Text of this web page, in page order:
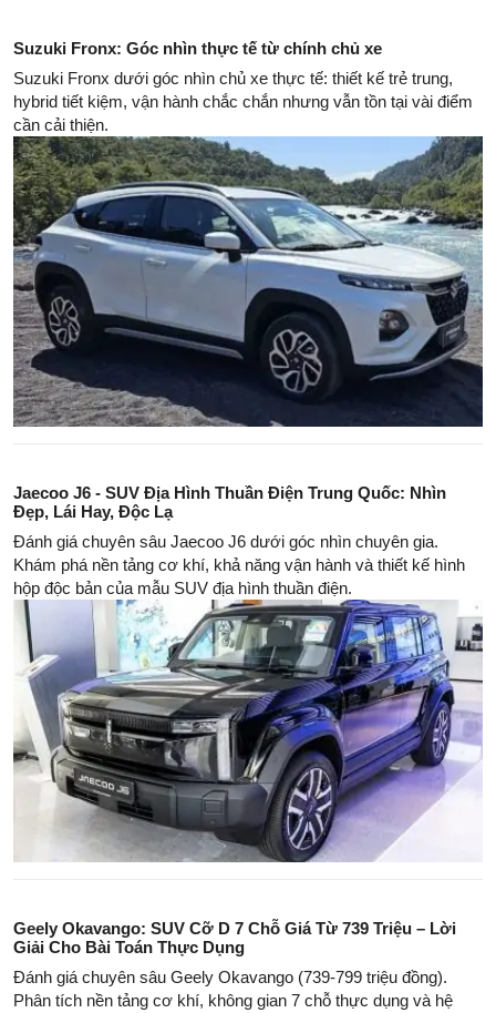
Suzuki Fronx: Góc nhìn thực tế từ chính chủ xe
Suzuki Fronx dưới góc nhìn chủ xe thực tế: thiết kế trẻ trung,
hybrid tiết kiệm, vận hành chắc chắn nhưng vẫn tồn tại vài điểm
cần cải thiện.
Jaecoo J6 - SUV Địa Hình Thuần Điện Trung Quốc: Nhìn
Đẹp, Lái Hay, Độc Lạ
Đánh giá chuyên sâu Jaecoo J6 dưới góc nhìn chuyên gia.
Khám phá nền tảng cơ khí, khả năng vận hành và thiết kế hình
hộp độc bản của mẫu SUV địa hình thuần điện.
Geely Okavango: SUV Cỡ D 7 Chỗ Giá Từ 739 Triệu – Lời
Giải Cho Bài Toán Thực Dụng
Đánh giá chuyên sâu Geely Okavango (739-799 triệu đồng).
Phân tích nền tảng cơ khí, không gian 7 chỗ thực dụng và hệ